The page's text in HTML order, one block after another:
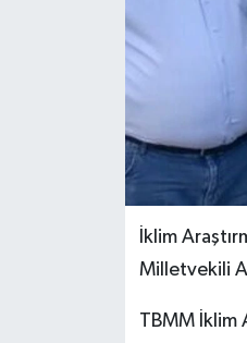
İklim
Milletvekili
TBMM İklim